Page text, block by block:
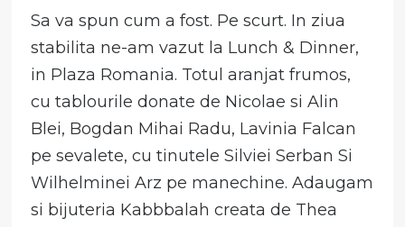
Sa va spun cum a fost. Pe scurt. In ziua
stabilita ne-am vazut la Lunch & Dinner,
in Plaza Romania. Totul aranjat frumos,
cu tablourile donate de Nicolae si Alin
Blei, Bogdan Mihai Radu, Lavinia Falcan
pe sevalete, cu tinutele Silviei Serban Si
Wilhelminei Arz pe manechine. Adaugam
si bijuteria Kabbbalah creata de Thea